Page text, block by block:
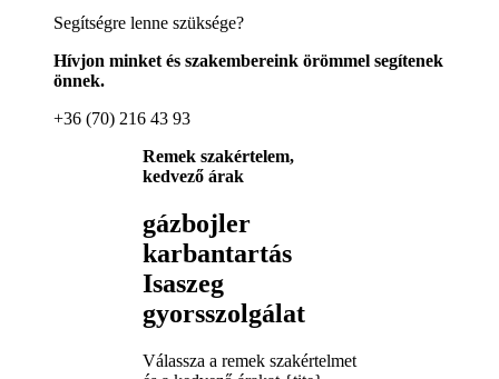
Segítségre lenne szüksége?
Hívjon minket és szakembereink örömmel segítenek
önnek.
+36 (70) 216 43 93
Remek szakértelem,
kedvező árak
gázbojler
karbantartás
Isaszeg
gyorsszolgálat
Válassza a remek szakértelmet